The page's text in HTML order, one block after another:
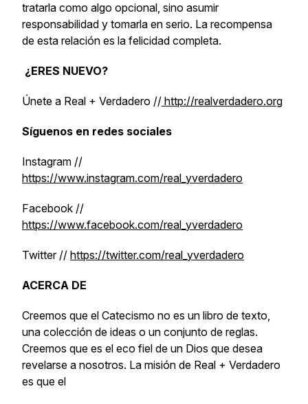
tratarla como algo opcional, sino asumir
responsabilidad y tomarla en serio. La recompensa
de esta relación es la felicidad completa.
¿ERES NUEVO?
Únete a Real + Verdadero // http://realverdadero.org
Síguenos en redes sociales
Instagram //
https://www.instagram.com/real_yverdadero
Facebook //
https://www.facebook.com/real_yverdadero
Twitter // https://twitter.com/real_yverdadero
ACERCA DE
Creemos que el Catecismo no es un libro de texto,
una colección de ideas o un conjunto de reglas.
Creemos que es el eco fiel de un Dios que desea
revelarse a nosotros. La misión de Real + Verdadero
es que el